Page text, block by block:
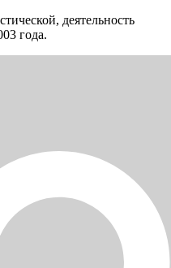
деятельность
года.